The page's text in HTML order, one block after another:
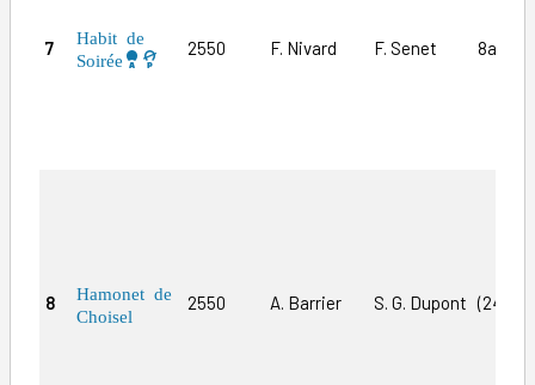
7
Habit de
Soirée
2550 F. Nivard F. Senet
8
Hamonet de
Choisel
2550 A. Barrier S. G. Dupont